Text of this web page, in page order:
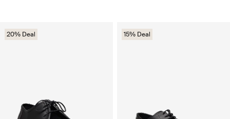
20% Deal 15% Deal